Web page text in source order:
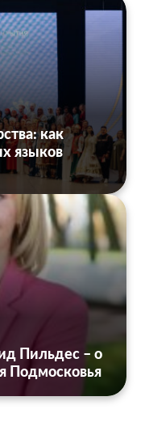
как
языков
Пильдес – о
Подмосковья